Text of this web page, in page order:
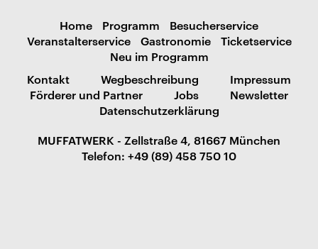
Home Programm
Besucherservice
Veranstalterservice
Gastronomie
Ticketservice
Neu im Programm
Kontakt
Wegbeschreibung
Impressum
Förderer und Partner
Jobs
Newsletter
Datenschutzerklärung
MUFFATWERK - Zellstraße 4, 81667 München
Telefon: +49 (89) 458 750 10